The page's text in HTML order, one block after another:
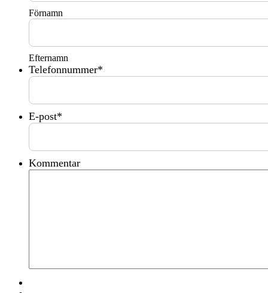
Förnamn
Efternamn
Telefonnummer*
E-post*
Kommentar